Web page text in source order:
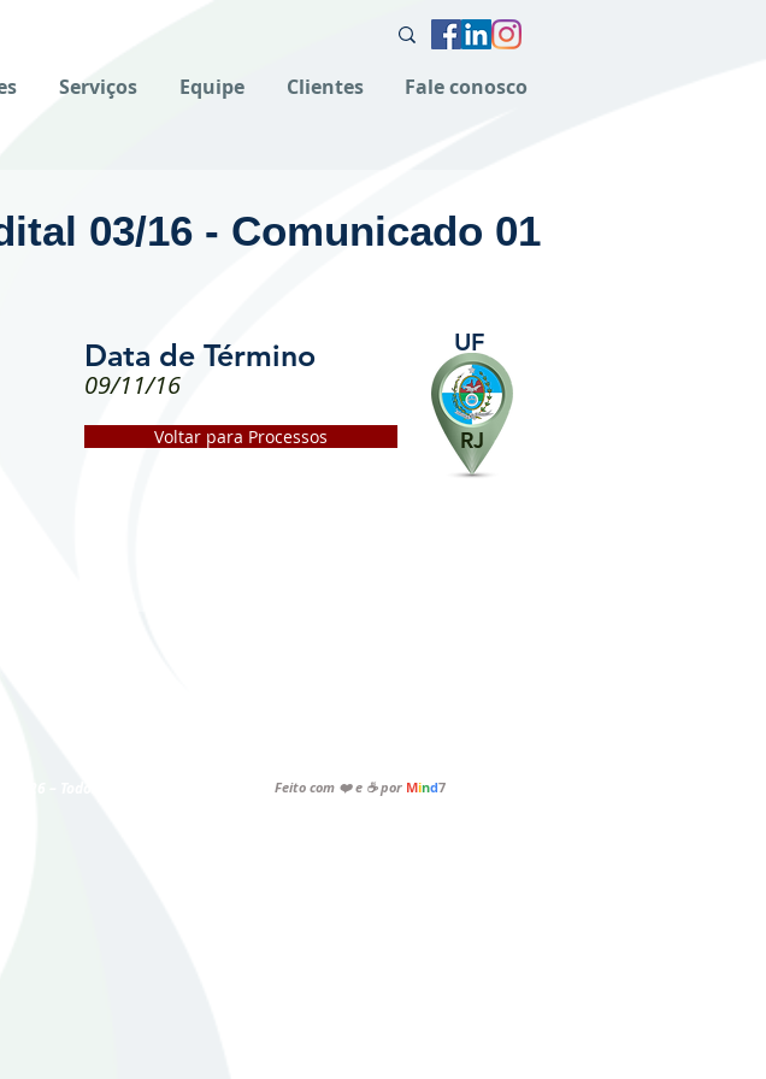
Serviços Equipe Clientes Fale conosco
03/16 - Comunicado 01
Data de Término
09/11/16
Voltar para Processos
UF
RJ
Feito com ❤️ e ☕ por Mind7